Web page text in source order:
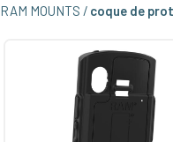
RAM MOUNTS / coque de